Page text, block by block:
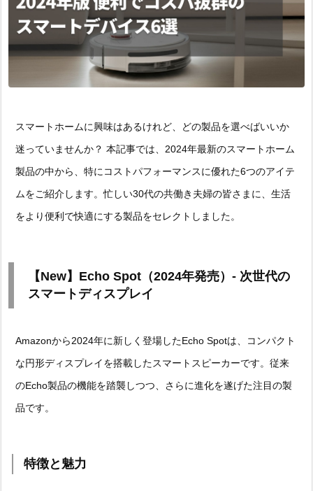
スマートホームに興味はあるけれど、どの製品を選べばいいか
迷っていませんか？ 本記事では、2024年最新のスマートホーム
製品の中から、特にコストパフォーマンスに優れた6つのアイテ
ムをご紹介します。忙しい30代の共働き夫婦の皆さまに、生活
をより便利で快適にする製品をセレクトしました。
【New】Echo Spot（2024年発売）- 次世代の
スマートディスプレイ
Amazonから2024年に新しく登場したEcho Spotは、コンパクト
な円形ディスプレイを搭載したスマートスピーカーです。従来
のEcho製品の機能を踏襲しつつ、さらに進化を遂げた注目の製
品です。
特徴と魅力